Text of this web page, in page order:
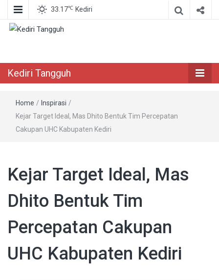
33.17℃ Kediri
Kediri Tangguh
Home / Inspirasi /
Kejar Target Ideal, Mas Dhito Bentuk Tim Percepatan
Cakupan UHC Kabupaten Kediri
Kejar Target Ideal, Mas
Dhito Bentuk Tim
Percepatan Cakupan
UHC Kabupaten Kediri